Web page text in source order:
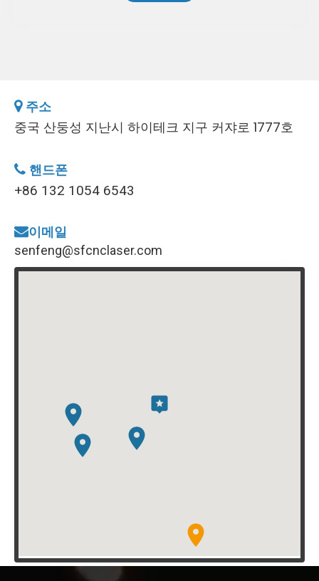
 주소
중국 산둥성 지난시 하이테크 지구 커쟈로 1777호
 핸드폰
+86 132 1054 6543
이메일
senfeng@sfcnclaser.com